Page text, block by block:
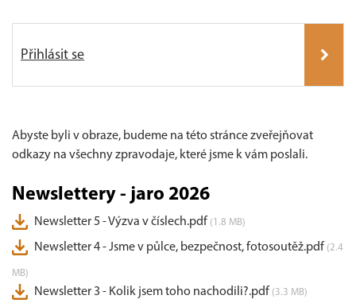
Přihlásit se
Abyste byli v obraze, budeme na této stránce zveřejňovat
odkazy na všechny zpravodaje, které jsme k vám poslali.
Newslettery - jaro 2026
Newsletter 5 - Výzva v číslech.pdf (1.8 MB)
Newsletter 4 - Jsme v půlce, bezpečnost, fotosoutěž.pdf (2.4
MB)
Newsletter 3 - Kolik jsem toho nachodili?.pdf (3.3 MB)